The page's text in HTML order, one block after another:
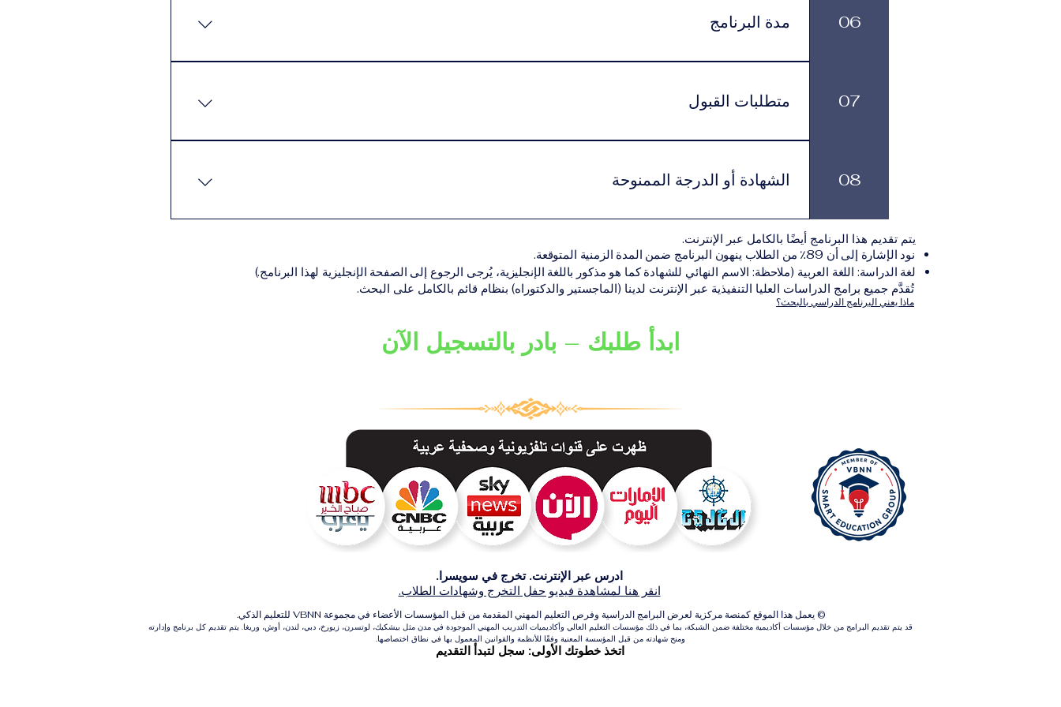
06 مدة البرنامج
لكل برنامج مدة دراسة دنيا إلزامية تختلف حسب المستوى الأكاديمي وطبيعة البرنامج.يمكن للطلاب إكمال البرنامج
07 متطلبات القبول
يجب على المتقدمين استيفاء شروط القبول الأكاديمية الخاصة بمستوى البرنامج.قد تشمل المتطلبات الأساسية عادةً ما
نموذج التقديم الإلكترونيقد يُطلب تقديم مستندات إضافية حسب البرنامج والمؤسسة التعليمية المسؤولة عن تقديمه.
08 الشهادة أو الدرجة الممنوحة
بعد استكمال جميع المتطلبات الأكاديمية بنجاح، يحصل الطالب على الشهادة أو الدرجة الأكاديمية المناسبة للبرنامج،
والتي تصدر عن المؤسسة التعليمية المسؤولة عن تقديم البرنامج ضمن شبكة VBNN Smart Education Group.
يتم تقديم هذا البرنامج أيضًا بالكامل عبر الإنترنت.
نود الإشارة إلى أن 89٪ من الطلاب ينهون البرنامج ضمن المدة الزمنية المتوقعة.
لغة الدراسة: اللغة العربية (ملاحظة: الاسم النهائي للشهادة كما هو مذكور باللغة الإنجليزية، يُرجى الرجوع إلى الصفحة الإنجليزية لهذا البرنامج.)
تُقدَّم جميع برامج الدراسات العليا التنفيذية عبر الإنترنت لدينا (الماجستير والدكتوراه) بنظام قائم بالكامل على البحث.
ماذا يعني البرنامج الدراسي بالبحث؟
ابدأ طلبك – بادر بالتسجيل الآن
ادرس عبر الإنترنت. تخرج في سويسرا.
انقر هنا لمشاهدة فيديو حفل التخرج وشهادات الطلاب.
© يعمل هذا الموقع كمنصة مركزية لعرض البرامج الدراسية وفرص التعليم المهني المقدمة من قبل المؤسسات الأعضاء في مجموعة VBNN للتعليم الذكي.
قد يتم تقديم البرامج من خلال مؤسسات أكاديمية مختلفة ضمن الشبكة، بما في ذلك مؤسسات التعليم العالي وأكاديميات التدريب المهني الموجودة في مدن مثل بيشكيك، لوتسرن، زيورخ، دبي، لندن، أوش، وريغا. يتم تقديم كل برنامج وإدارته
ومنح شهادته من قبل المؤسسة المعنية وفقًا للأنظمة والقوانين المعمول بها في نطاق اختصاصها.
اتخذ خطوتك الأولى: سجل لتبدأ التقديم